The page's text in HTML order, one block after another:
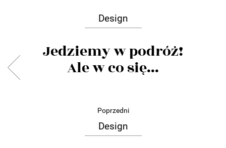
Design
Jedziemy w podróż!
Ale w co się...
Poprzedni
Design